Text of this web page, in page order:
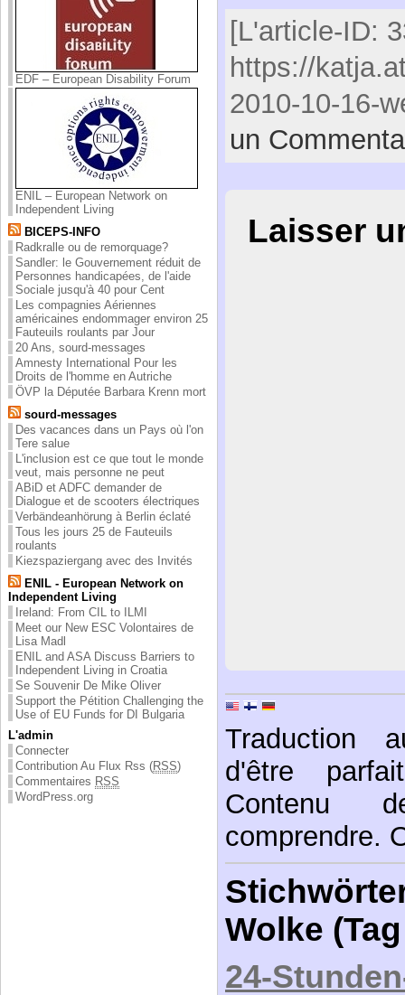
EDF – European Disability Forum
ENIL – European Network on
Independent Living
BICEPS-INFO
Radkralle ou de remorquage?
Sandler: le Gouvernement réduit de
Personnes handicapées, de l'aide
Sociale jusqu'à 40 pour Cent
Les compagnies Aériennes
américaines endommager environ 25
Fauteuils roulants par Jour
20 Ans, sourd-messages
Amnesty International Pour les
Droits de l'homme en Autriche
ÖVP la Députée Barbara Krenn mort
sourd-messages
Des vacances dans un Pays où l'on
Tere salue
L'inclusion est ce que tout le monde
veut, mais personne ne peut
ABiD et ADFC demander de
Dialogue et de scooters électriques
Verbändeanhörung à Berlin éclaté
Tous les jours 25 de Fauteuils
roulants
Kiezspaziergang avec des Invités
ENIL - European Network on
Independent Living
Ireland: From CIL to ILMI
Meet our New ESC Volontaires de
Lisa Madl
ENIL and ASA Discuss Barriers to
Independent Living in Croatia
Se Souvenir De Mike Oliver
Support the Pétition Challenging the
Use of EU Funds for DI Bulgaria
L'admin
Connecter
Contribution Au Flux Rss (RSS)
Commentaires RSS
WordPress.org
[L'article-ID:
https://
2010-10-16-
un
Laisser
Traduction
d'être
Contenu
comprendre.
Wolke
24-